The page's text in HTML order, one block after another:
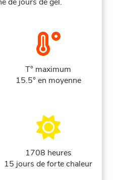
T° maximum
15.5° en moyenne
1708 heures
15 jours de forte chaleur